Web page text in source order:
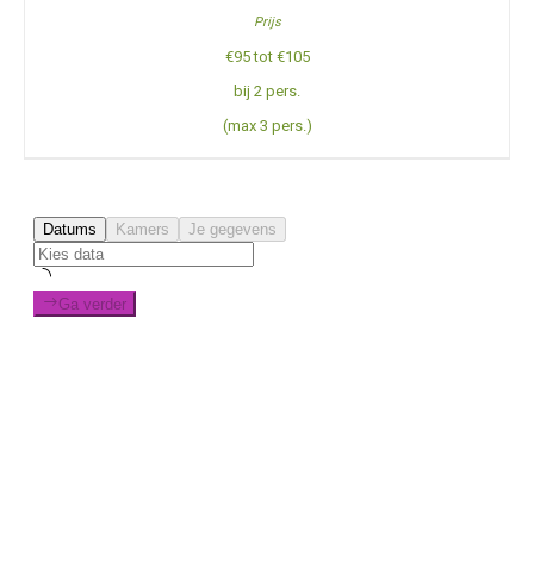
€95 tot €105
bij 2 pers.
(max 3 pers.)